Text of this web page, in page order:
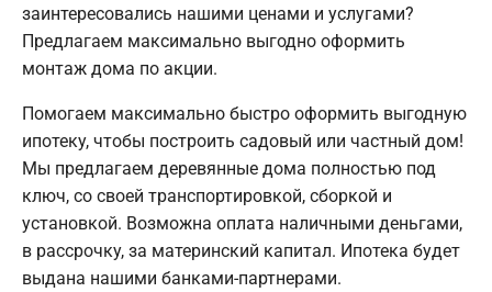
заинтересовались нашими ценами и услугами?
Предлагаем максимально выгодно оформить
монтаж дома по акции.
Помогаем максимально быстро оформить выгодную
ипотеку, чтобы построить садовый или частный дом!
Мы предлагаем деревянные дома полностью под
ключ, со своей транспортировкой, сборкой и
установкой. Возможна оплата наличными деньгами,
в рассрочку, за материнский капитал. Ипотека будет
выдана нашими банками-партнерами.